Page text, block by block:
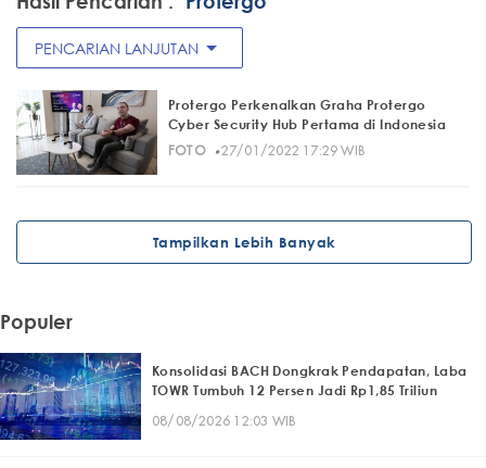
PENCARIAN LANJUTAN arrow_drop_down
Protergo Perkenalkan Graha Protergo
Cyber Security Hub Pertama di Indonesia
FOTO· 27/01/2022 17:29 WIB
Tampilkan Lebih Banyak
Populer
Konsolidasi BACH Dongkrak Pendapatan, Laba
TOWR Tumbuh 12 Persen Jadi Rp1,85 Triliun
08/08/2026 12:03 WIB